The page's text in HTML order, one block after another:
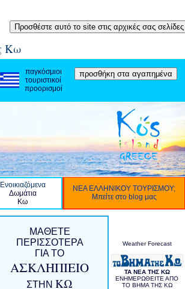
Κω
παγκόσμιοι
τουριστικοί
προορισμοί
Ενοικιαζόμενα
Δωμάτια
Κω
ΝΕΑ ΕΛΛΗΝΙΚΟΥ ΤΟΥΡΙΣΜΟΥ;
Μπείτε στο blog μας
MΑΘΕΤΕ
ΠΕΡΙΣΣΟΤΕΡΑ
ΓΙΑ ΤΟ
ΑΣΚΛΗΠΙΕΙΟ
ΣΤΗΝ ΚΩ
Weather Forecast
ΤΑ ΝΕΑ ΤΗΣ ΚΩ
ΕΝΗΜΕΡΩΘΕΙΤΕ ΑΠΟ
ΤΟ ΒΗΜΑ ΤΗΣ ΚΩ